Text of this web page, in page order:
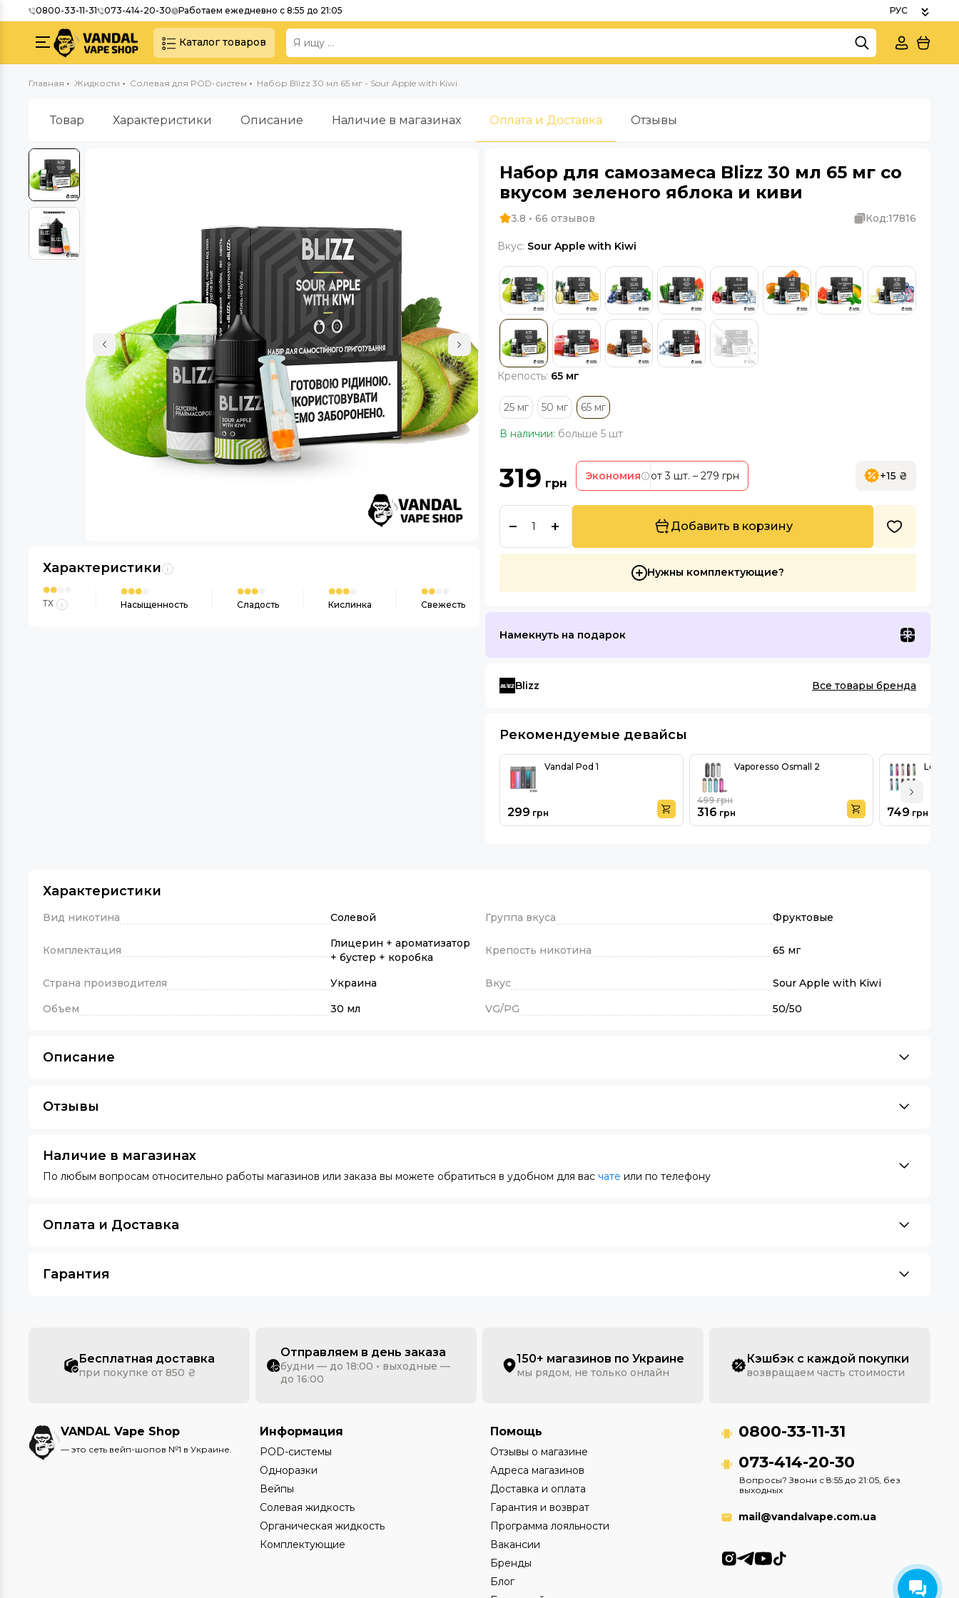
0800-33-11-31 073-414-20-30 Работаем ежедневно с 8:55 до 21:05
Каталог товаров
Главная Жидкости Солевая для POD-систем Набор Blizz 30 мл 65 мг - Sour Apple with Kiwi
Товар Характеристики Описание Наличие в магазинах Оплата и Доставка Отзывы
Характеристики
ТХ Насыщенность Сладость Кислинка Свежесть
Набор для самозамеса Blizz 30 мл 65 мг со
вкусом зеленого яблока и киви
3.8 • 66 отзывов Код:17816
Вкус: Sour Apple with Kiwi
Крепость: 65 мг
25 мг 50 мг 65 мг
В наличии: больше 5 шт
319 грн
Экономия от 3 шт. – 279 грн +15 ₴
Добавить в корзину
Нужны комплектующие?
Намекнуть на подарок
Blizz Все товары бренда
Рекомендуемые девайсы
Vandal Pod 1
299 грн
Vaporesso Osmall 2
316 грн
499грн
Lost
749 грн
Характеристики
Вид никотина Солевой Группа вкуса Фруктовые
Комплектация
Глицерин + ароматизатор
+ бустер + коробка
Крепость никотина 65 мг
Страна производителя Украина Вкус
Sour Apple with Kiwi
Объем
30 мл VG/PG 50/50
Описание
Отзывы
Наличие в магазинах
По любым вопросам относительно работы магазинов или заказа вы можете обратиться в удобном для вас чате или по телефону
Оплата и Доставка
Гарантия
Бесплатная доставка
при покупке от 850 ₴
Отправляем в день заказа
будни — до 18:00 • выходные —
до 16:00
150+ магазинов по Украине
мы рядом, не только онлайн
Кэшбэк с каждой покупки
возвращаем часть стоимости
VANDAL Vape Shop
— это сеть вейп-шопов №1 в Украине.
Информация
POD-системы
Одноразки
Вейпы
Солевая жидкость
Органическая жидкость
Комплектующие
Помощь
Отзывы о магазине
Адреса магазинов
Доставка и оплата
Гарантия и возврат
Программа лояльности
Вакансии
Бренды
Блог
0800-33-11-31
073-414-20-30
Вопросы? Звони с 8:55 до 21:05, без
выходных
mail@vandalvape.com.ua